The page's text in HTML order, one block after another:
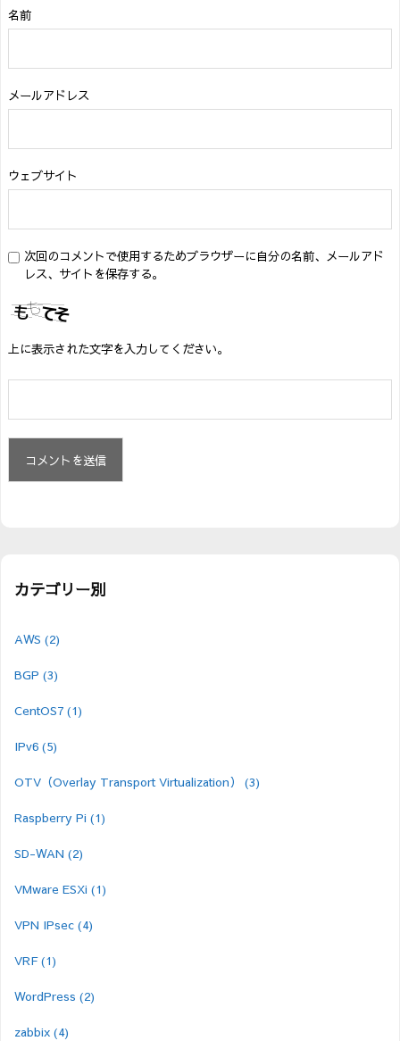
名前
メールアドレス
ウェブサイト
次回のコメントで使用するためブラウザーに自分の名前、メールアド
レス、サイトを保存する。
上に表示された文字を入力してください。
カテゴリー別
AWS (2)
BGP (3)
CentOS7 (1)
IPv6 (5)
OTV（Overlay Transport Virtualization） (3)
Raspberry Pi (1)
SD-WAN (2)
VMware ESXi (1)
VPN IPsec (4)
VRF(1)
WordPress (2)
zabbix (4)